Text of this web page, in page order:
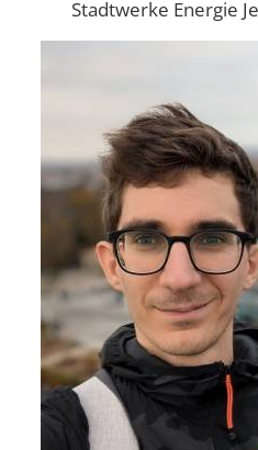
Stadtwerke Energie